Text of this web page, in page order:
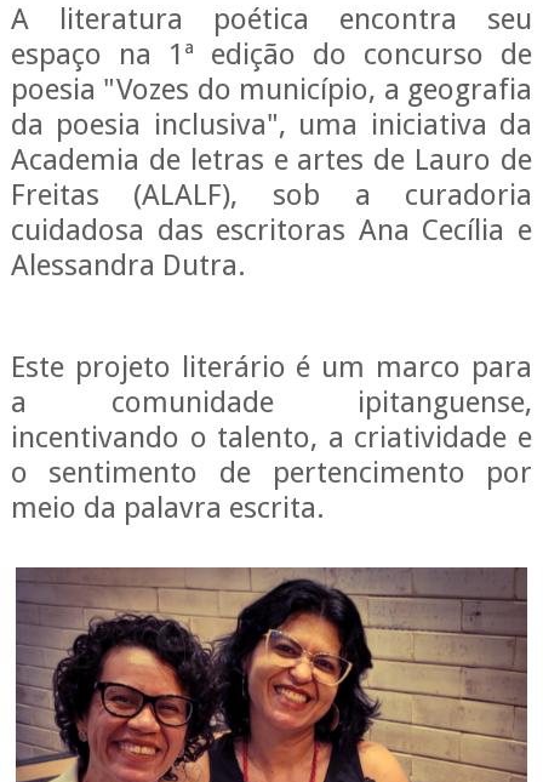
A literatura poética encontra seu
espaço na 1ª edição do concurso de
poesia "Vozes do município, a geografia
da poesia inclusiva", uma iniciativa da
Academia de letras e artes de Lauro de
Freitas (ALALF), sob a curadoria
cuidadosa das escritoras Ana Cecília e
Alessandra Dutra.
Este projeto literário é um marco para
a comunidade ipitanguense,
incentivando o talento, a criatividade e
o sentimento de pertencimento por
meio da palavra escrita.